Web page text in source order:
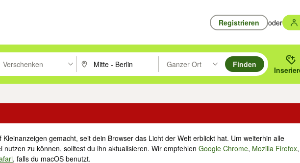
Registrieren oder
um zu suchen, oder Vorschläge mit den Pfeiltasten nach oben/unten durchsuchen und mit
Verschenken PLZ oder Ort eingeben. Eingabetaste drücken um zu suchen, oder
Ganzer Ort
Suche im Umkreis des gewählten Orts oder
Finden
Kleinanzeigen gemacht, seit dein Browser das Licht der Welt erblickt hat. Um weiterhin alle
nutzen zu können, solltest du ihn aktualisieren. Wir empfehlenGoogle Chrome, Mozilla Firefox,
, falls du macOS benutzt.